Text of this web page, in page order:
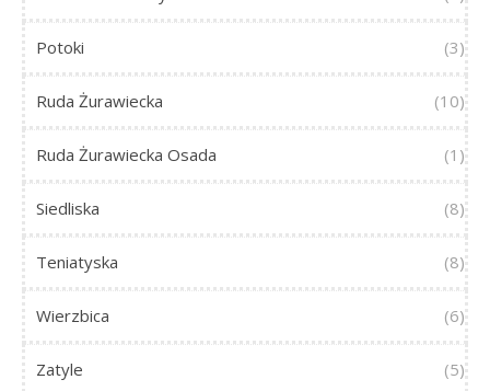
Potoki (3)
Ruda Żurawiecka (10)
Ruda Żurawiecka Osada (1)
Siedliska (8)
Teniatyska (8)
Wierzbica (6)
Zatyle (5)